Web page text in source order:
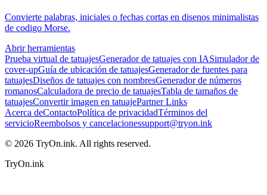
Convierte palabras, iniciales o fechas cortas en disenos minimalistas
de codigo Morse.
Abrir herramientas
Prueba virtual de tatuajesGenerador de tatuajes con IASimulador de
cover-upGuía de ubicación de tatuajesGenerador de fuentes para
tatuajesDiseños de tatuajes con nombresGenerador de números
romanosCalculadora de precio de tatuajesTabla de tamaños de
tatuajesConvertir imagen en tatuajePartner Links
Acerca deContactoPolítica de privacidadTérminos del
servicioReembolsos y cancelacionessupport@tryon.ink
© 2026 TryOn.ink. All rights reserved.
TryOn.ink